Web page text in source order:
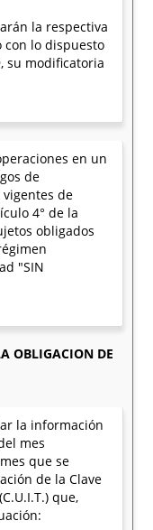
la respectiva
con lo dispuesto
su modificatoria
en un
de
de
4° de la
obligados
"SIN
OBLIGACION DE
la información
mes
que se
de la Clave
que,